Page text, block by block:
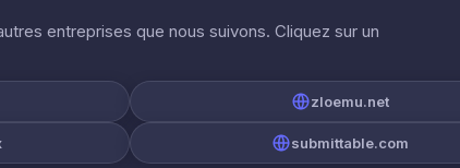
entreprises que nous suivons. Cliquez sur un
zloemu.net
submittable.com